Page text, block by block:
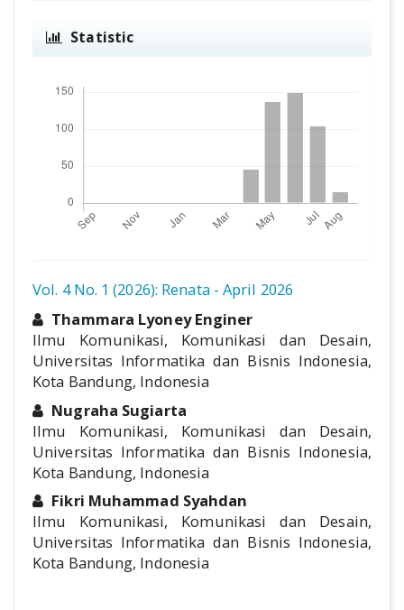
Statistic
Vol. 4 No. 1 (2026): Renata - April 2026
Thammara Lyoney Enginer
Ilmu Komunikasi, Komunikasi dan Desain,
Universitas Informatika dan Bisnis Indonesia,
Kota Bandung, Indonesia
Nugraha Sugiarta
Ilmu Komunikasi, Komunikasi dan Desain,
Universitas Informatika dan Bisnis Indonesia,
Kota Bandung, Indonesia
Fikri Muhammad Syahdan
Ilmu Komunikasi, Komunikasi dan Desain,
Universitas Informatika dan Bisnis Indonesia,
Kota Bandung, Indonesia